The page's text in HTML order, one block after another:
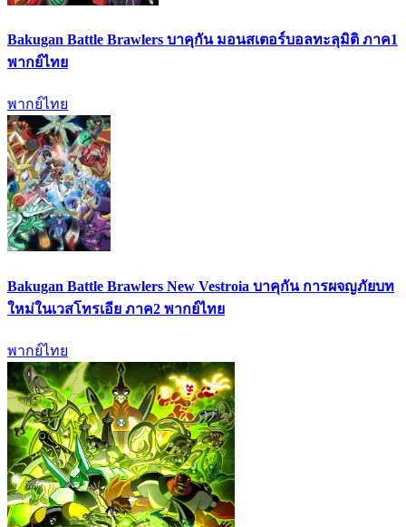
Bakugan Battle Brawlers บาคุกัน มอนสเตอร์บอลทะลุมิติ ภาค1
พากย์ไทย
พากย์ไทย
Bakugan Battle Brawlers New Vestroia บาคุกัน การผจญภัยบท
ใหม่ในเวสโทรเอีย ภาค2 พากย์ไทย
พากย์ไทย